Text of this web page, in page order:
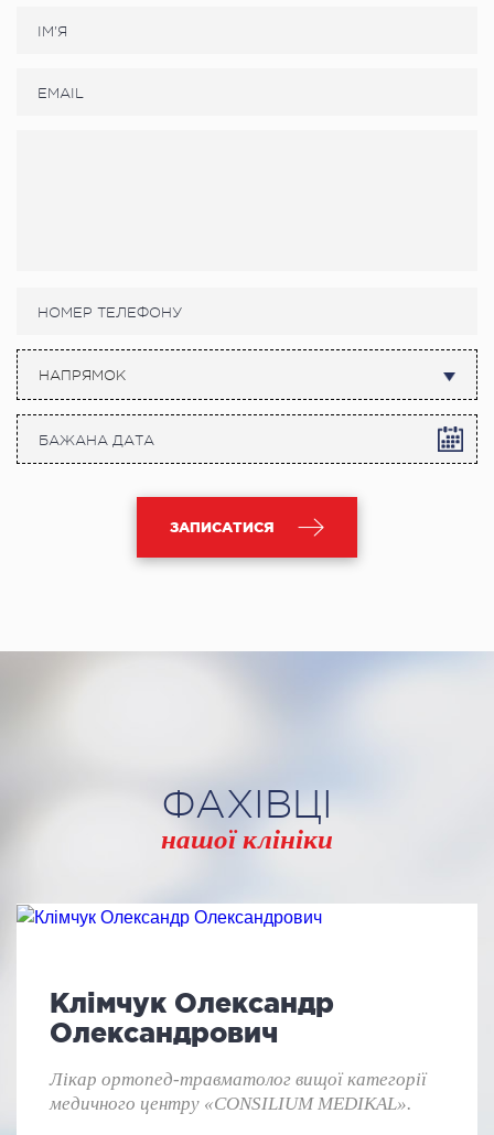
НАПРЯМОК
ЗАПИСАТИСЯ
ФАХІВЦІ
нашої клініки
Клімчук Олександр
Олександрович
Лікар ортопед-травматолог вищої категорії
медичного центру «CONSILIUM MEDIKAL».